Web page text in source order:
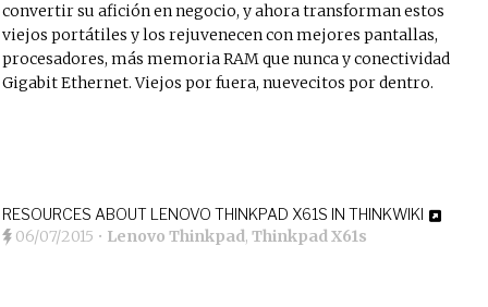
convertir su afición en negocio, y ahora transforman estos
viejos portátiles y los rejuvenecen con mejores pantallas,
procesadores, más memoria RAM que nunca y conectividad
Gigabit Ethernet. Viejos por fuera, nuevecitos por dentro.
RESOURCES ABOUT LENOVO THINKPAD X61S IN THINKWIKI
06/07/2015 • Lenovo Thinkpad,Thinkpad X61s